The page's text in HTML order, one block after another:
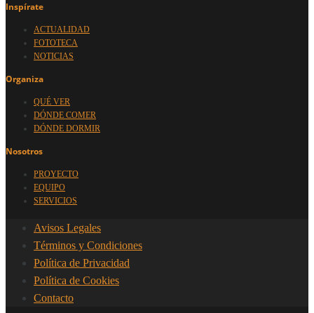
Inspírate
ACTUALIDAD
FOTOTECA
NOTICIAS
Organiza
QUÉ VER
DÓNDE COMER
DÓNDE DORMIR
Nosotros
PROYECTO
EQUIPO
SERVICIOS
Avisos Legales
Términos y Condiciones
Política de Privacidad
Política de Cookies
Contacto